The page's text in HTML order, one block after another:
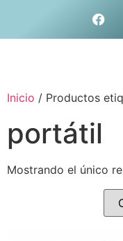
Inicio / Productos
portátil
Mostrando el único